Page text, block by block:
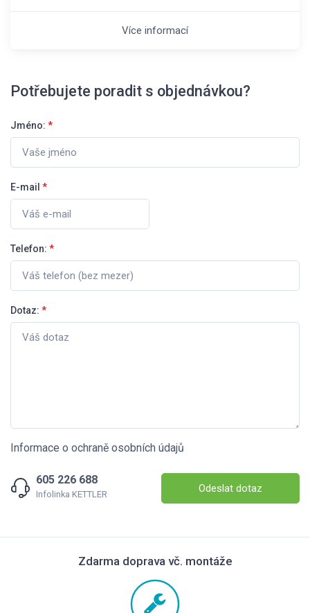
Více informací
Potřebujete poradit s objednávkou?
Jméno: *
E-mail *
Telefon: *
Dotaz: *
Informace o ochraně osobních údajů
605 226 688
Infolinka KETTLER Odeslat dotaz
Zdarma doprava vč. montáže